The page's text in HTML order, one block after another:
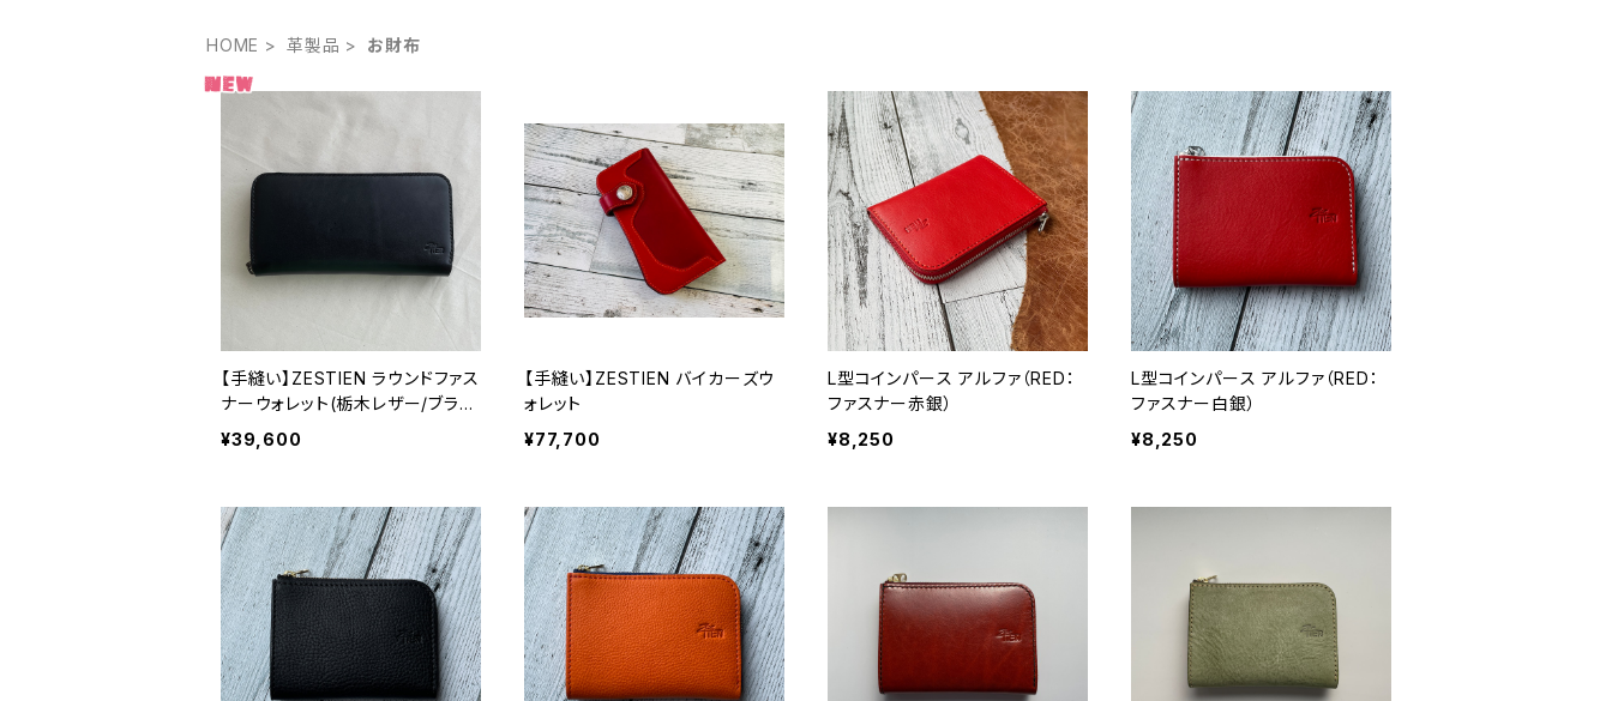
HOME 革製品 お財布
【手縫い】ZESTIEN ラウンドファス
ナーウォレット(栃木レザー/ブラッ
ク)
¥39,600
【手縫い】ZESTIEN バイカーズウ
ォレット
¥77,700
L型コインパース アルファ（RED：
ファスナー赤銀）
¥8,250
L型コインパース アルファ（RED：
ファスナー白銀）
¥8,250